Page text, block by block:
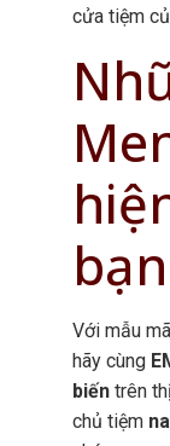
cửa tiệm
Với mẫu
hãy cùng
biến trên
chủ tiệm